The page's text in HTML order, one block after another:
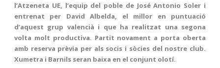
l’Atzeneta UE, l’equip del poble de José Antonio Soler i
entrenat per David Albelda, el millor en puntuació
d’aquest grup valencià i que ha realitzat una segona
volta molt productiva. Partit novament a porta oberta
amb reserva prèvia per als socis i sòcies del nostre club.
Xumetra i Barnils seran baixa en el conjunt olotí.